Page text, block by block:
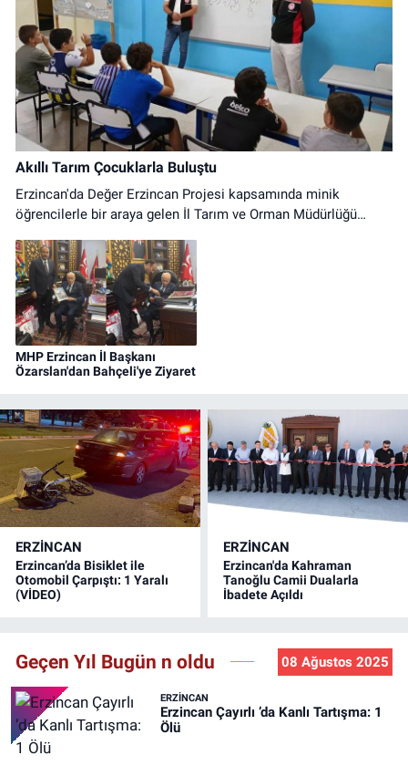
Akıllı Tarım Çocuklarla Buluştu
Erzincan'da Değer Erzincan Projesi kapsamında minik
öğrencilerle bir araya gelen İl Tarım ve Orman Müdürlüğü
yöntemlerini anlattı.
MHP Erzincan İl Başkanı
Özarslan'dan Bahçeli'ye Ziyaret
ERZINCAN
Erzincan’da Bisiklet ile
Otomobil Çarpıştı: 1 Yaralı
(VİDEO)
ERZINCAN
Erzincan'da Kahraman
Tanoğlu Camii Dualarla
İbadete Açıldı
Geçen Yıl Bugün n oldu 08 Ağustos 2025
ERZINCAN
Erzincan Çayırlı ’da Kanlı Tartışma: 1
Ölü